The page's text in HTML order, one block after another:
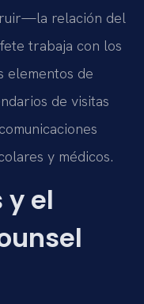
relación del
trabaja con los
elementos de
de visitas
y médicos.
y el